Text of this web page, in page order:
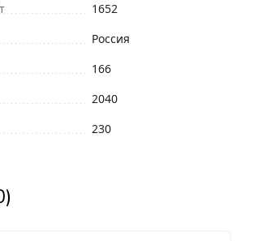
1652
Россия
166
2040
230